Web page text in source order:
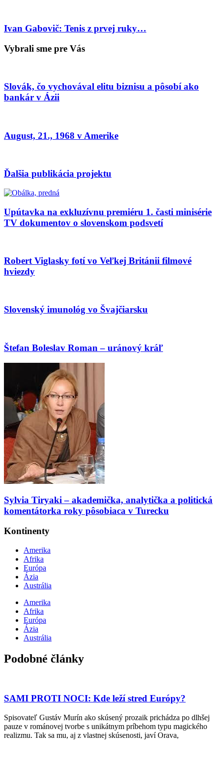
Ivan Gabovič: Tenis z prvej ruky…
Vybrali sme pre Vás
Slovák, čo vychovával elitu biznisu a pôsobí ako
bankár v Ázii
August, 21., 1968 v Amerike
Ďalšia publikácia projektu
Upútavka na exkluzívnu premiéru 1. časti minisérie
TV dokumentov o slovenskom podsvetí
Robert Viglasky fotí vo Veľkej Británii filmové
hviezdy
Slovenský imunológ vo Švajčiarsku
Štefan Boleslav Roman – uránový kráľ
Sylvia Tiryaki – akademička, analytička a politická
komentátorka roky pôsobiaca v Turecku
Kontinenty
Amerika
Afrika
Európa
Ázia
Austrália
Amerika
Afrika
Európa
Ázia
Austrália
Podobné články
SAMI PROTI NOCI: Kde leží stred Európy?
Spisovateľ Gustáv Murín ako skúsený prozaik prichádza po dlhšej
pauze v románovej tvorbe s unikátnym príbehom typu magického
realizmu. Tak sa mu, aj z vlastnej skúsenosti, javí Orava,